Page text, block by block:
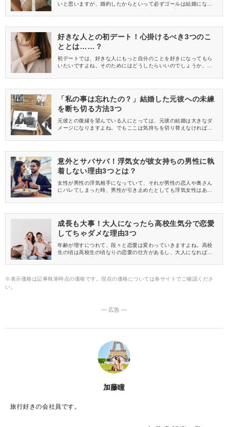
いと思いますが、婚約したからといって必ずゴールは結婚になる
す。どんなカップルが婚約破棄をしやすいのか、その特徴につい
好きな人との初デート！心掛けるべき3つのこ
ととは……？
初デートでは、好きな人にもっと自分のことを好きになってもら
いたいですよね。そのためにはどうしたらいいのでしょうか。今
て紹介します。これから好きな人との初デートを控えているとい
「私の事は忘れたの？」結婚した元彼への未練
を断ち切る方法3つ
元彼との復縁を望んでいる人にとっては、元彼の結婚は大きなダ
メージになりますよね。でもここは気持ちを切り替えなければい
出来ない……そんな人のために今回は、結婚した元彼への未練を
意外とサバサバ！浮気女が彼女持ちの男性に執
着しない理由3つとは？
女性が男性の浮気相手になっていて、それが男性の恋人や奥さん
にバレてしまった時、男性が引き止めたとしても浮気女性はあっ
り男性との関係を切れるのでしょうか。今回は、その理由につい
成長も大事！大人になったら高校生気分で恋愛
してちゃダメな理由3つ
年齢が増すにつれて、段々と恋愛は変わっていきますよね。高校
生の頃は高校生の頃なりの恋愛の仕方があるし、大人になれば大
まま止まっていると大人の恋愛に悪影響が出てしまうのです。今
※表示価格は記事執筆時点の価格です。現在の価格については各サイトでご確認くださ
い。
― 広告 ―
加藤瞳
旅行好きの会社員です。